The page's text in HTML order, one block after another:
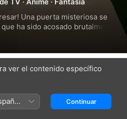
Una puerta misteriosa se
ha sido acosado brutalmente
encuentra un tesoro de
mundo tan lleno de magia como
la revelación más impactante
lo que quiera cuando
ver el contenido específico
Continuar